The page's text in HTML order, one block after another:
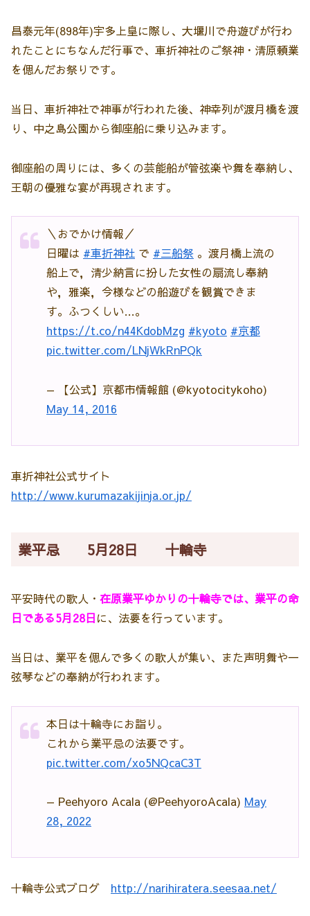
昌泰元年(898年)宇多上皇に際し、大堰川で舟遊びが行わ
れたことにちなんだ行事で、車折神社のご祭神・清原頼業
を偲んだお祭りです。
当日、車折神社で神事が行われた後、神幸列が渡月橋を渡
り、中之島公園から御座船に乗り込みます。
御座船の周りには、多くの芸能船が管弦楽や舞を奉納し、
王朝の優雅な宴が再現されます。
＼おでかけ情報／
日曜は #車折神社 で #三船祭 。渡月橋上流の
船上で，清少納言に扮した女性の扇流し奉納
や，雅楽，今様などの船遊びを観賞できま
す。ふつくしい…。
https://t.co/n44KdobMzg #kyoto #京都
pic.twitter.com/LNjWkRnPQk
— 【公式】京都市情報館 (@kyotocitykoho)
May 14, 2016
車折神社公式サイト
http://www.kurumazakijinja.or.jp/
業平忌 5月28日 十輪寺
平安時代の歌人・ 在原業平ゆかりの十輪寺では、業平の命
日である5月28日に、法要を行っています。
当日は、業平を偲んで多くの歌人が集い、また声明舞や一
弦琴などの奉納が行われます。
本日は十輪寺にお詣り。
これから業平忌の法要です。
pic.twitter.com/xo5NQcaC3T
— Peehyoro Acala (@PeehyoroAcala) May
28, 2022
十輪寺公式ブログ http://narihiratera.seesaa.net/